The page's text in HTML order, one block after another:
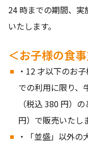
24 時までの期間、
いたします。
＜お子様の食
・12 才以下のお
での利用に限り、
（税込 380 円）
円）で販売いたし
・「並盛」以外